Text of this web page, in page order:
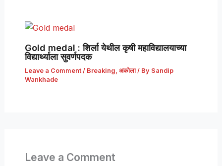
Gold medal : शिर्ला येथील कृषी महाविद्यालयाच्या
विद्यार्थ्याला सुवर्णपदक
Leave a Comment / Breaking अकोला/ By Sandip
Wankhade
Leave a Comment